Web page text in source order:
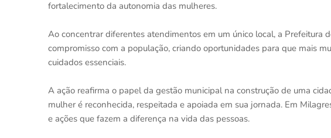
fortalecimento da autonomia das mulheres.
Ao concentrar diferentes atendimentos em um único local, a Prefeitura
compromisso com a população, criando oportunidades para que mais
cuidados essenciais.
A ação reafirma o papel da gestão municipal na construção de uma
mulher é reconhecida, respeitada e apoiada em sua jornada. Em
e ações que fazem a diferença na vida das pessoas.